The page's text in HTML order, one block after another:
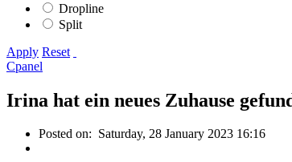
Dropline
Split
Apply Reset
Cpanel
Irina hat ein neues Zuhause
Posted on: Saturday, 28 January 2023 16:16